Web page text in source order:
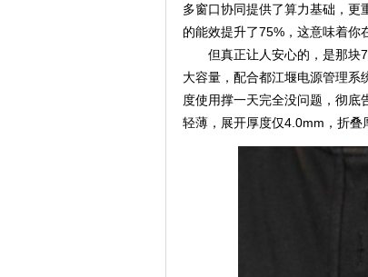
多窗口协同提供了算力基础，更
的能效提升了75%，这意味着你
但真正让人安心的，是那块
大容量，配合都江堰电源管理系
度使用撑一天完全没问题，彻
轻薄，展开厚度仅4.0mm，折叠